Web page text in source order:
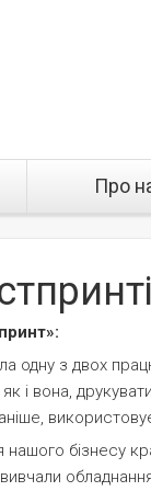
Про
одну з двох
і вона,
бізнесу